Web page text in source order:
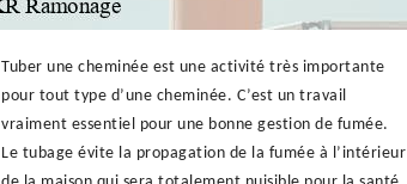
Tuber une cheminée est une activité très importante
pour tout type d’une cheminée. C’est un travail
vraiment essentiel pour une bonne gestion de fumée.
Le tubage évite la propagation de la fumée à l’intérieur